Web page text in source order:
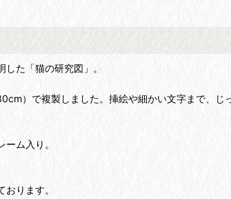
た「猫の研究図」。
）で複製しました。挿絵や細かい文字まで、じ
ム入り。
ります。